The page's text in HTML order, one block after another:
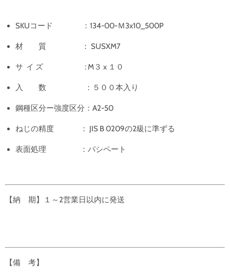
SKUコード ：134-00-Ｍ3x10_500P
材 質 ： SUSXM7
サ イ ズ : M３ x １０
入 数 ：５００本入り
鋼種区分ー強度区分 ：A2-50
ねじの精度 ： JIS B 0209の2級に準ずる
表面処理 ：パシペート
【納 期】１～2営業日以内に発送
【備 考】